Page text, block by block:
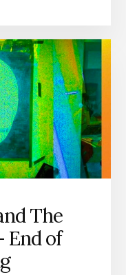
“WINTER
ETHEREAL”
The
End of